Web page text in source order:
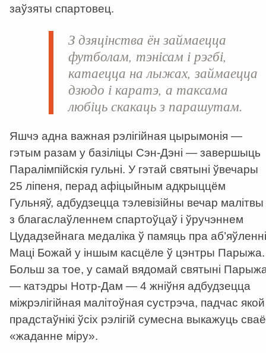
заўзяты спартовец.
З дзяцінства ён займаецца
футболам, тэнісам і рэгбі,
катаецца на лыжах, займаецца
дзюдо і каратэ, а таксама
любіць скакаць з парашутам.
Яшчэ адна важная рэлігійная цырымонія —
гэтым разам у базіліцы Сэн-Дэні — завершыць
Паралімпійскія гульні. У гэтай святыні ўвечары
25 ліпеня, перад афіцыйным адкрыццём
Гульняў, адбудзецца тэлевізійны вечар малітвы
з благаслаўленнем спартоўцаў і ўручэннем
Цудадзейнага медаліка ў памяць пра аб’яўленні
Маці Божай у іншым касцёле ў цэнтры Парыжа.
Больш за тое, у самай вядомай святыні
— катэдры Нотр-Дам — 4 жніўня адбудзецца
міжрэлігійная малітоўная сустрэча, падчас якой
прадстаўнікі ўсіх рэлігій сумесна выкажуць сваё
«жаданне міру».